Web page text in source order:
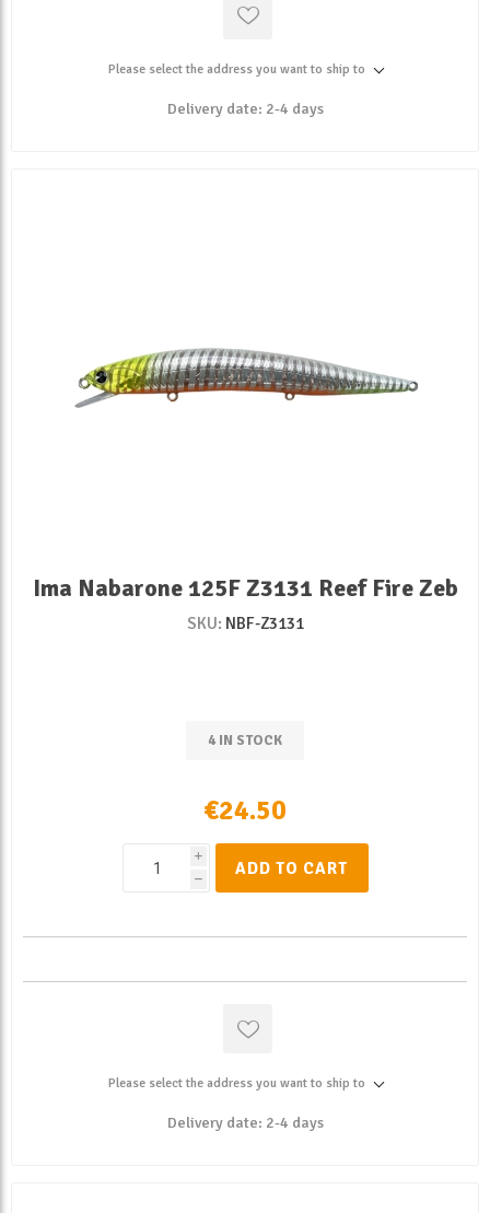
Please select the address you want to ship to
Delivery date: 2-4 days
Ima Nabarone 125F Z3131 Reef Fire Zeb
SKU: NBF-Z3131
4 IN STOCK
€24.50
i
h
ADD TO CART
Please select the address you want to ship to
Delivery date: 2-4 days